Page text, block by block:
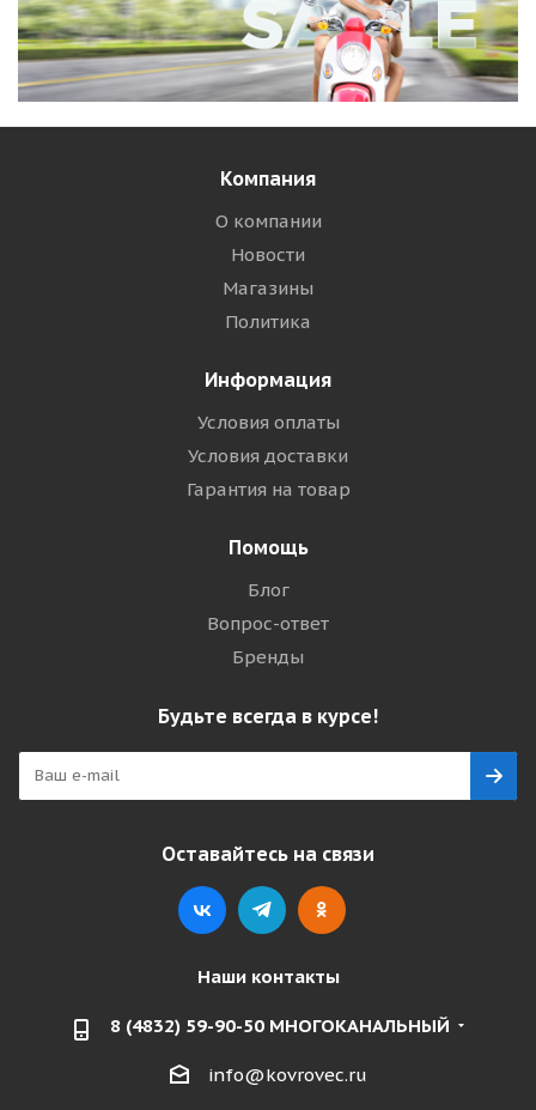
Компания
О компании
Новости
Магазины
Политика
Информация
Условия оплаты
Условия доставки
Гарантия на товар
Помощь
Блог
Вопрос-ответ
Бренды
Будьте всегда в курсе!
Оставайтесь на связи
Наши контакты
8 (4832) 59-90-50 МНОГОКАНАЛЬНЫЙ
info@kovrovec.ru